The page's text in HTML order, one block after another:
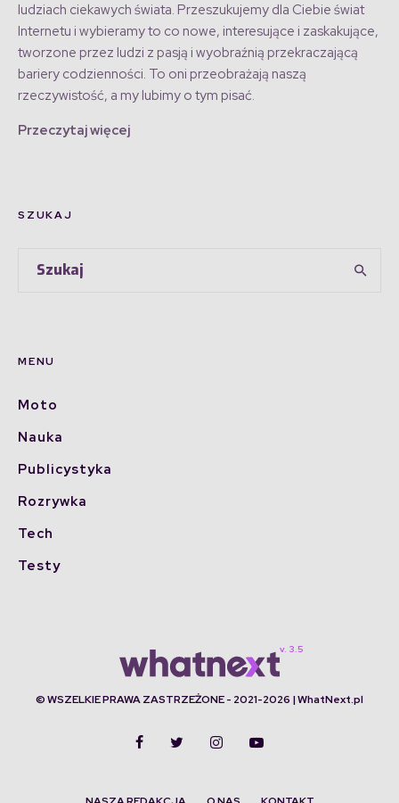
ludziach ciekawych świata. Przeszukujemy dla Ciebie świat
Internetu i wybieramy to co nowe, interesujące i zaskakujące,
tworzone przez ludzi z pasją i wyobraźnią przekraczającą
bariery codzienności. To oni przeobrażają naszą
rzeczywistość, a my lubimy o tym pisać.
Przeczytaj więcej
SZUKAJ
MENU
Moto
Nauka
Publicystyka
Rozrywka
Tech
Testy
© WSZELKIE PRAWA ZASTRZEŻONE - 2021-2026 | WhatNext.pl